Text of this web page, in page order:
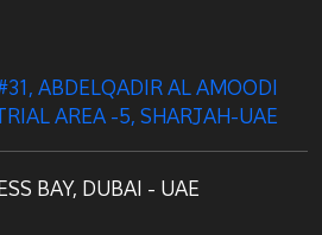
ABDELQADIR AL AMOODI
AREA -5, SHARJAH-UAE
BAY, DUBAI - UAE